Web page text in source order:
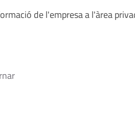
de l'empresa a l'àrea